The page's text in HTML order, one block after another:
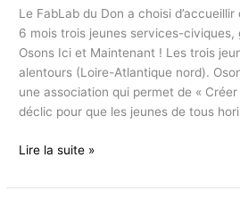
Le FabLab du Don a choisi
6 mois trois jeunes services-civiques,
Osons Ici et Maintenant ! Les trois
alentours (Loire-Atlantique nord).
une association qui permet de «
déclic pour que les jeunes de tous
À
rencontre
Lire la suite »